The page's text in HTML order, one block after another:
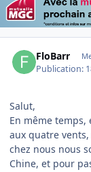
FloBarr
Publication:
Salut,
En même
aux quatre
chez nous nous
Chine, et pour